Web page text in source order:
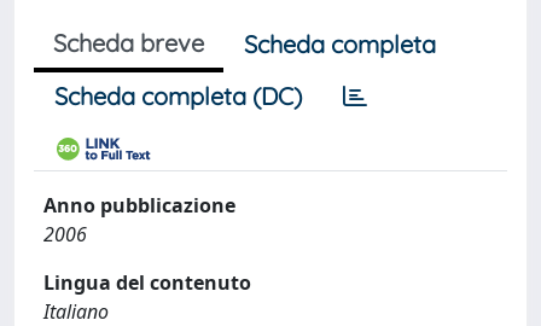
Scheda breve
Scheda completa
Scheda completa (DC)
Anno pubblicazione
2006
Lingua del contenuto
Italiano